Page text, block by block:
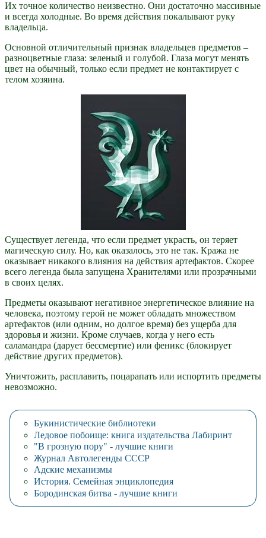
Их точное количество неизвестно. Они достаточно массивные
и всегда холодные. Во время действия покалывают руку
владельца.
Основной отличительный признак владельцев предметов –
разноцветные глаза: зеленый и голубой. Глаза могут менять
цвет на обычный, только если предмет не контактирует с
телом хозяина.
Существует легенда, что если предмет украсть, он теряет
магическую силу. Но, как оказалось, это не так. Кража не
оказывает никакого влияния на действия артефактов. Скорее
всего легенда была запущена Хранителями или прозрачными
в своих целях.
Предметы оказывают негативное энергетическое влияние на
человека, поэтому герой не может обладать множеством
артефактов (или одним, но долгое время) без ущерба для
здоровья и жизни. Кроме случаев, когда у него есть
саламандра (дарует бессмертие) или феникс (блокирует
действие других предметов).
Уничтожить, расплавить, поцарапать или испортить предметы
невозможно.
Букинистические библиотеки
Ледовое побоище: книга издательства Лабиринт
"В грозную пору" - лучшие книги
Журнал Автолегенды СССР
Адские механизмы
История. Семейная энциклопедия
Бородинская битва - лучшие книги